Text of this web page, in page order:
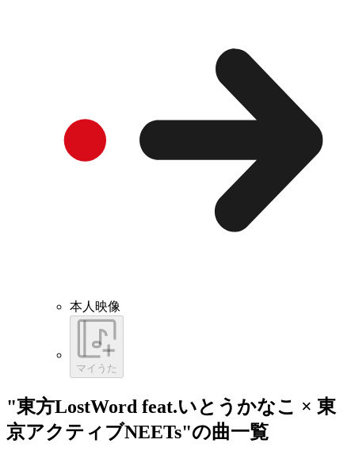
本人映像
マイうた
"東方LostWord feat.いとうかなこ × 東
京アクティブNEETs"の曲一覧